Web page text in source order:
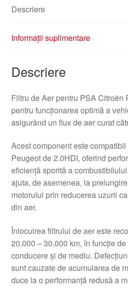
Descriere
Informații suplimentare
Descriere
Filtru de Aer pentru PSA Citroën
pentru funcționarea optimă a
asigurând un flux de aer curat
Acest component este
Peugeot de 2.0HDI, oferind
eficiență sporită a
ajuta, de asemenea, la
motorului prin reducerea uzurii
din aer.
Înlocuirea filtrului de aer este
20.000 – 30.000 km, în funcție
conducere și de mediu.
sunt cauzate de acumularea de
duce la o performanță redusă a